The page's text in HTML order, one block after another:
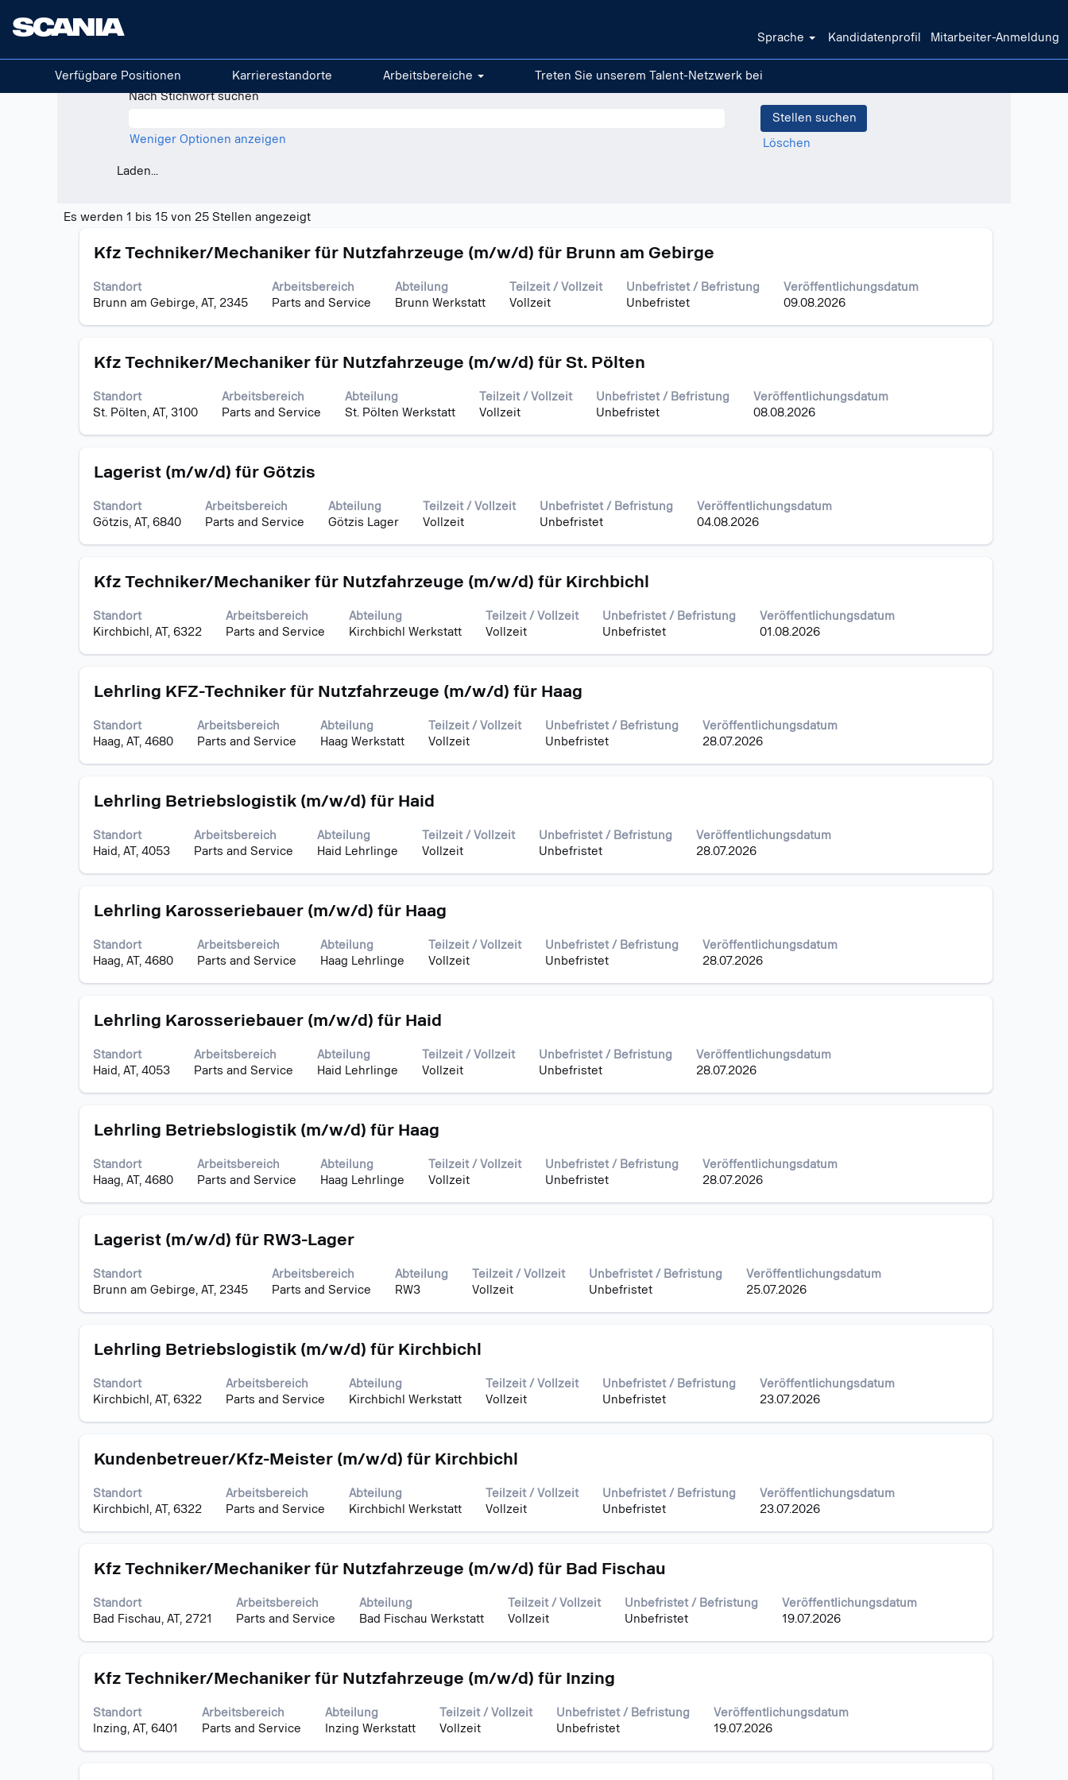
Sprache Kandidatenprofil Mitarbeiter-Anmeldung
Verfügbare Positionen Karrierestandorte Arbeitsbereiche Treten Sie unserem Talent-Netzwerk bei
Nach Stichwort suchen
Weniger Optionen anzeigen
Laden...
Löschen
Es werden 1 bis 15 von 25 Stellen angezeigtSuchergebnisse
"Österreich".
werden
15
25
angezeigt
Verwenden
die
um
Stellenliste
Sie
aus,
anzuzeigen.
Stellenbezeichnung
Kfz Techniker/Mechaniker für Nutzfahrzeuge (m/w/d) für Brunn am Gebirge
Standort
Brunn am Gebirge, AT, 2345
Arbeitsbereich
Parts and Service
Abteilung
Brunn Werkstatt
Teilzeit / Vollzeit
Vollzeit
Unbefristet / Befristung
Unbefristet
Veröffentlichungsdatum
09.08.2026
Drücken
die
Leertaste,
die
vollständig
Stellenbezeichnung
Kfz Techniker/Mechaniker für Nutzfahrzeuge (m/w/d) für St. Pölten
Standort
St. Pölten, AT, 3100
Arbeitsbereich
Parts and Service
Abteilung
St. Pölten Werkstatt
Teilzeit / Vollzeit
Vollzeit
Unbefristet / Befristung
Unbefristet
Veröffentlichungsdatum
08.08.2026
Drücken
die
Leertaste,
die
vollständig
Stellenbezeichnung
Lagerist (m/w/d) für Götzis
Standort
Götzis, AT, 6840
Arbeitsbereich
Parts and Service
Abteilung
Götzis Lager
Teilzeit / Vollzeit
Vollzeit
Unbefristet / Befristung
Unbefristet
Veröffentlichungsdatum
04.08.2026
Drücken
die
Leertaste,
die
vollständig
Stellenbezeichnung
Kfz Techniker/Mechaniker für Nutzfahrzeuge (m/w/d) für Kirchbichl
Standort
Kirchbichl, AT, 6322
Arbeitsbereich
Parts and Service
Abteilung
Kirchbichl Werkstatt
Teilzeit / Vollzeit
Vollzeit
Unbefristet / Befristung
Unbefristet
Veröffentlichungsdatum
01.08.2026
Drücken
die
Leertaste,
die
vollständig
Stellenbezeichnung
Lehrling KFZ-Techniker für Nutzfahrzeuge (m/w/d) für Haag
Standort
Haag, AT, 4680
Arbeitsbereich
Parts and Service
Abteilung
Haag Werkstatt
Teilzeit / Vollzeit
Vollzeit
Unbefristet / Befristung
Unbefristet
Veröffentlichungsdatum
28.07.2026
Drücken
die
Leertaste,
die
vollständig
Stellenbezeichnung
Lehrling Betriebslogistik (m/w/d) für Haid
Standort
Haid, AT, 4053
Arbeitsbereich
Parts and Service
Abteilung
Haid Lehrlinge
Teilzeit / Vollzeit
Vollzeit
Unbefristet / Befristung
Unbefristet
Veröffentlichungsdatum
28.07.2026
Drücken
die
Leertaste,
die
vollständig
Stellenbezeichnung
Lehrling Karosseriebauer (m/w/d) für Haag
Standort
Haag, AT, 4680
Arbeitsbereich
Parts and Service
Abteilung
Haag Lehrlinge
Teilzeit / Vollzeit
Vollzeit
Unbefristet / Befristung
Unbefristet
Veröffentlichungsdatum
28.07.2026
Drücken
die
Leertaste,
die
vollständig
Stellenbezeichnung
Lehrling Karosseriebauer (m/w/d) für Haid
Standort
Haid, AT, 4053
Arbeitsbereich
Parts and Service
Abteilung
Haid Lehrlinge
Teilzeit / Vollzeit
Vollzeit
Unbefristet / Befristung
Unbefristet
Veröffentlichungsdatum
28.07.2026
Drücken
die
Leertaste,
die
vollständig
Stellenbezeichnung
Lehrling Betriebslogistik (m/w/d) für Haag
Standort
Haag, AT, 4680
Arbeitsbereich
Parts and Service
Abteilung
Haag Lehrlinge
Teilzeit / Vollzeit
Vollzeit
Unbefristet / Befristung
Unbefristet
Veröffentlichungsdatum
28.07.2026
Drücken
die
Leertaste,
die
vollständig
Stellenbezeichnung
Lagerist (m/w/d) für RW3-Lager
Standort
Brunn am Gebirge, AT, 2345
Arbeitsbereich
Parts and Service
Abteilung
RW3
Teilzeit / Vollzeit
Vollzeit
Unbefristet / Befristung
Unbefristet
Veröffentlichungsdatum
25.07.2026
Drücken
die
Leertaste,
die
vollständig
Stellenbezeichnung
Lehrling Betriebslogistik (m/w/d) für Kirchbichl
Standort
Kirchbichl, AT, 6322
Arbeitsbereich
Parts and Service
Abteilung
Kirchbichl Werkstatt
Teilzeit / Vollzeit
Vollzeit
Unbefristet / Befristung
Unbefristet
Veröffentlichungsdatum
23.07.2026
Drücken
die
Leertaste,
die
vollständig
Stellenbezeichnung
Kundenbetreuer/Kfz-Meister (m/w/d) für Kirchbichl
Standort
Kirchbichl, AT, 6322
Arbeitsbereich
Parts and Service
Abteilung
Kirchbichl Werkstatt
Teilzeit / Vollzeit
Vollzeit
Unbefristet / Befristung
Unbefristet
Veröffentlichungsdatum
23.07.2026
Drücken
die
Leertaste,
die
vollständig
Stellenbezeichnung
Kfz Techniker/Mechaniker für Nutzfahrzeuge (m/w/d) für Bad Fischau
Standort
Bad Fischau, AT, 2721
Arbeitsbereich
Parts and Service
Abteilung
Bad Fischau Werkstatt
Teilzeit / Vollzeit
Vollzeit
Unbefristet / Befristung
Unbefristet
Veröffentlichungsdatum
19.07.2026
Drücken
die
Leertaste,
die
vollständig
Stellenbezeichnung
Kfz Techniker/Mechaniker für Nutzfahrzeuge (m/w/d) für Inzing
Standort
Inzing, AT, 6401
Arbeitsbereich
Parts and Service
Abteilung
Inzing Werkstatt
Teilzeit / Vollzeit
Vollzeit
Unbefristet / Befristung
Unbefristet
Veröffentlichungsdatum
19.07.2026
Drücken
die
Leertaste,
die